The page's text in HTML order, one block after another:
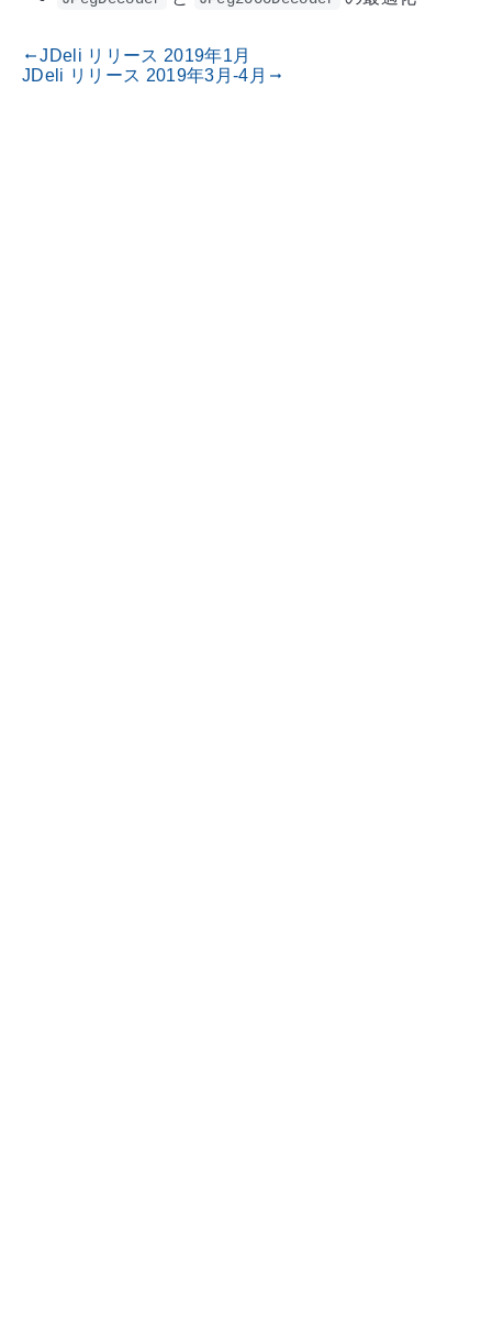
gdoc_arrow_left_altJDeli リリース 2019年1月
JDeli リリース 2019年3月-4月 gdoc_arrow_right_alt